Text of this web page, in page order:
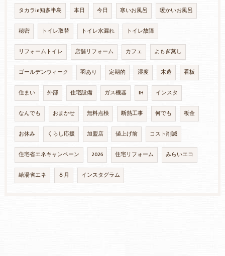
タカラin知多半島 本日 今日 寒いお風呂 暖かいお風呂
秘密 トイレ取替 トイレ水漏れ トイレ故障
リフォームトイレ 店舗リフォーム カフェ よもぎ蒸し
ゴールデンウィーク 羽あり 定期的 湿度 木造 看板
住まい 外部 住宅設備 ガス機器 IH インスタ
なんでも おまかせ 無料点検 断熱工事 何でも 板金
お休み くらし応援 加盟店 値上げ前 コスト削減
住宅省エネキャンペーン 2026 住宅リフォーム みらいエコ
給湯省エネ ８月 インスタグラム